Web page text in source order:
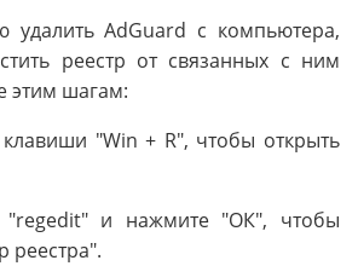
удалить AdGuard с компьютера,
реестр от связанных с ним
этим шагам:
"Win + R", чтобы открыть
"regedit" и нажмите "ОК", чтобы
реестра".